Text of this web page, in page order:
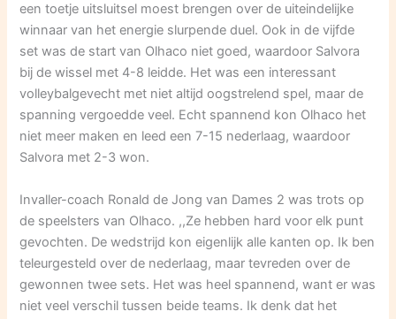
een toetje uitsluitsel moest brengen over de uiteindelijke
winnaar van het energie slurpende duel. Ook in de vijfde
set was de start van Olhaco niet goed, waardoor Salvora
bij de wissel met 4-8 leidde. Het was een interessant
volleybalgevecht met niet altijd oogstrelend spel, maar de
spanning vergoedde veel. Echt spannend kon Olhaco het
niet meer maken en leed een 7-15 nederlaag, waardoor
Salvora met 2-3 won.
Invaller-coach Ronald de Jong van Dames 2 was trots op
de speelsters van Olhaco. ,,Ze hebben hard voor elk punt
gevochten. De wedstrijd kon eigenlijk alle kanten op. Ik ben
teleurgesteld over de nederlaag, maar tevreden over de
gewonnen twee sets. Het was heel spannend, want er was
niet veel verschil tussen beide teams. Ik denk dat het